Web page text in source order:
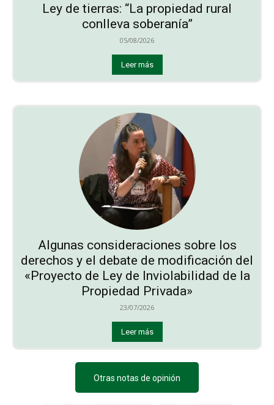
Ley de tierras: “La propiedad rural
conlleva soberanía”
05/08/2026
Leer más
Algunas consideraciones sobre los
derechos y el debate de modificación del
«Proyecto de Ley de Inviolabilidad de la
Propiedad Privada»
23/07/2026
Leer más
Otras notas de opinión